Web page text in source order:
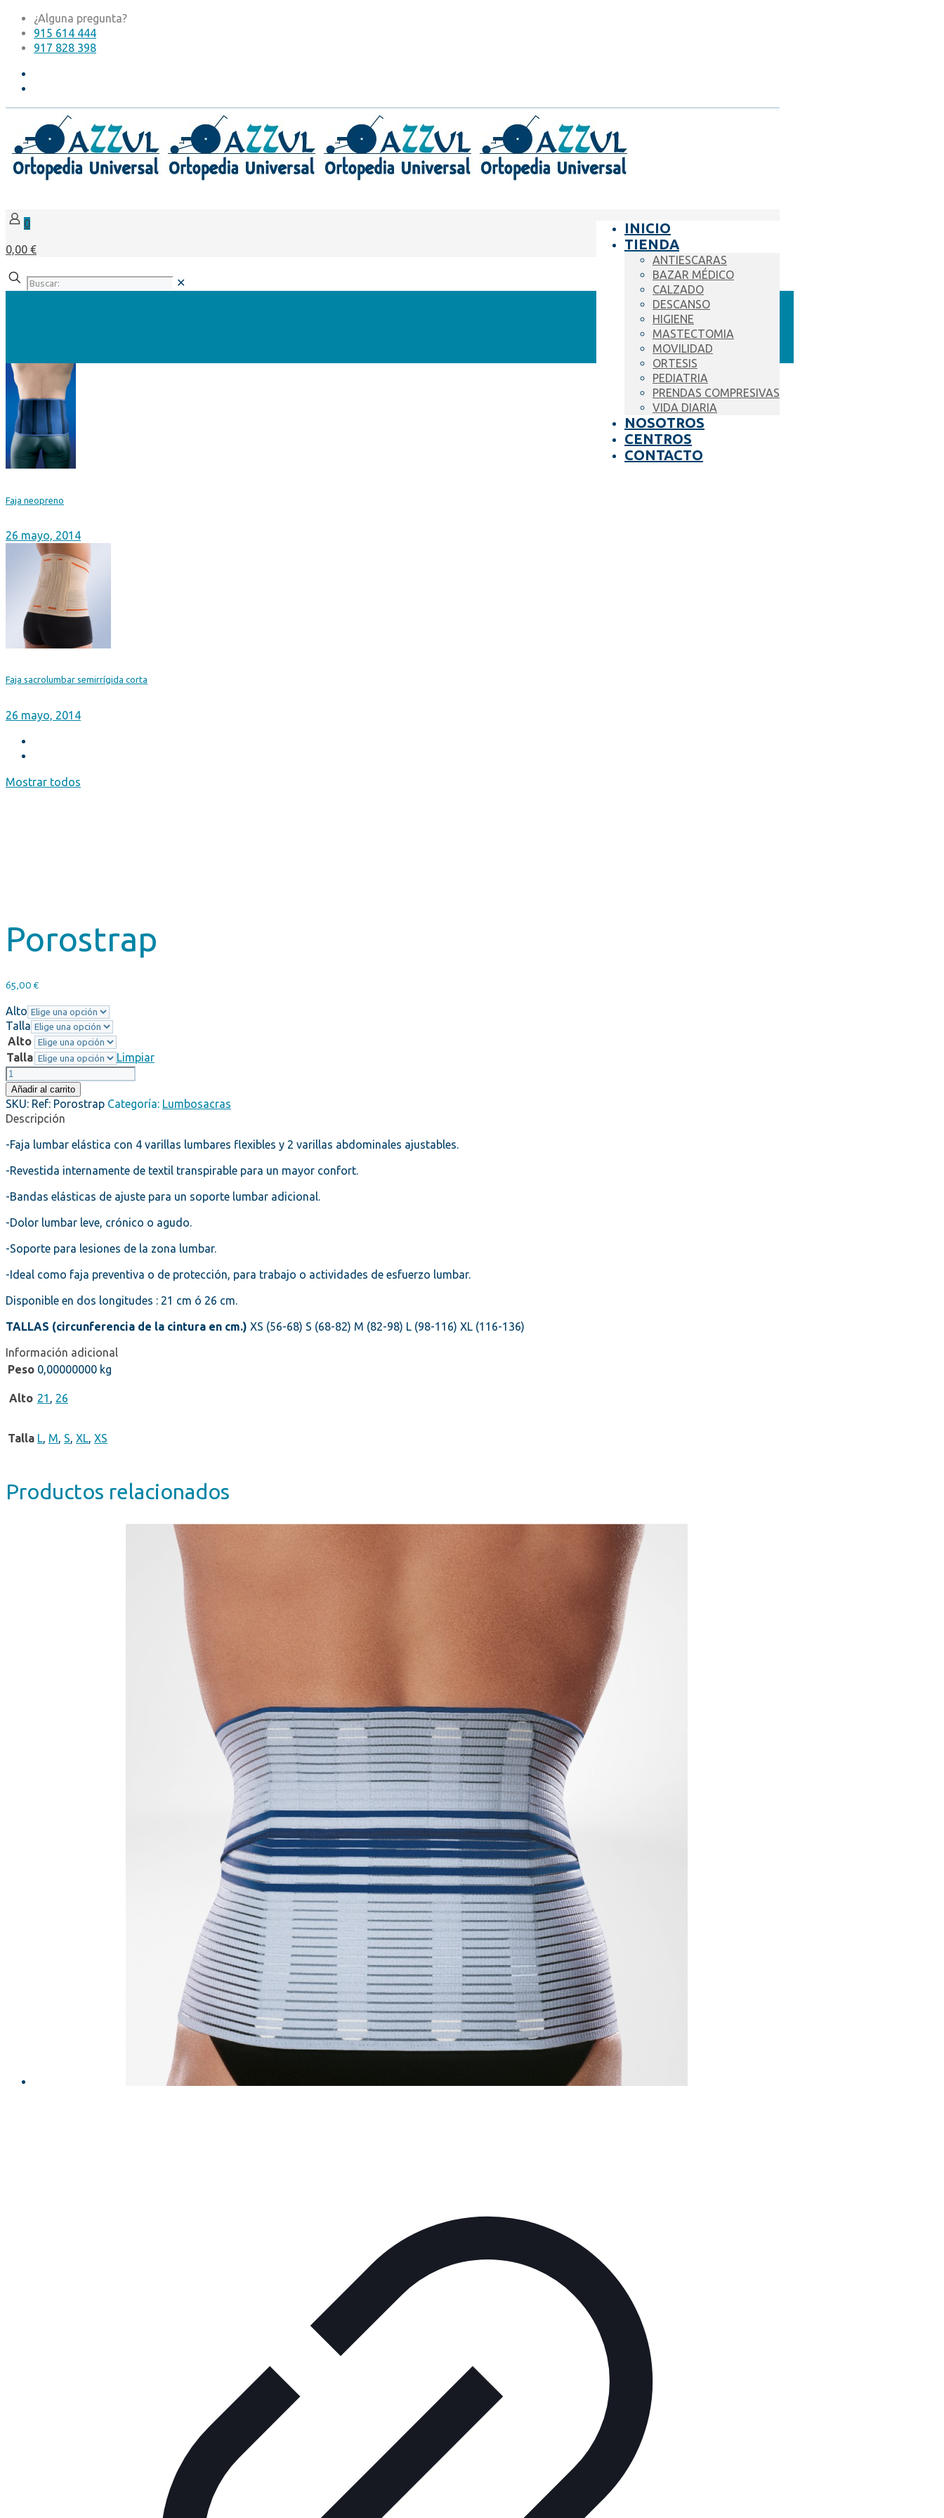
¿Alguna pregunta?
915 614 444
917 828 398
INICIO
TIENDA
ANTIESCARAS
BAZAR MÉDICO
CALZADO
DESCANSO
HIGIENE
MASTECTOMIA
MOVILIDAD
ORTESIS
PEDIATRIA
PRENDAS COMPRESIVAS
VIDA DIARIA
NOSOTROS
CENTROS
CONTACTO
0
0,00 €
✕
Faja neopreno
26 mayo, 2014
Faja sacrolumbar semirrígida corta
26 mayo, 2014
Mostrar todos
Porostrap
65,00€
Alto
Talla
Alto
Talla
Limpiar
Porostrap
cantidad
Añadir al carrito
SKU: Ref: Porostrap Categoría: Lumbosacras
Descripción
-Faja lumbar elástica con 4 varillas lumbares flexibles y 2 varillas abdominales ajustables.
-Revestida internamente de textil transpirable para un mayor confort.
-Bandas elásticas de ajuste para un soporte lumbar adicional.
-Dolor lumbar leve, crónico o agudo.
-Soporte para lesiones de la zona lumbar.
-Ideal como faja preventiva o de protección, para trabajo o actividades de esfuerzo lumbar.
Disponible en dos longitudes : 21 cm ó 26 cm.
TALLAS (circunferencia de la cintura en cm.) XS (56-68) S (68-82) M (82-98) L (98-116) XL (116-136)
Información adicional
Peso 0,00000000 kg
Alto 21 , 26
Talla L, M, S, XL, XS
Productos relacionados